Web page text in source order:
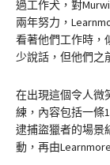
過工作犬，對
兩年努力，
看著他們工作時，
少說話，但他們之
在出現這個令人微
練，內容包括一條
逮捕盜獵者的場景
動，再由